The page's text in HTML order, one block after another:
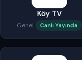
Köy TV
Genel Canlı Yayında